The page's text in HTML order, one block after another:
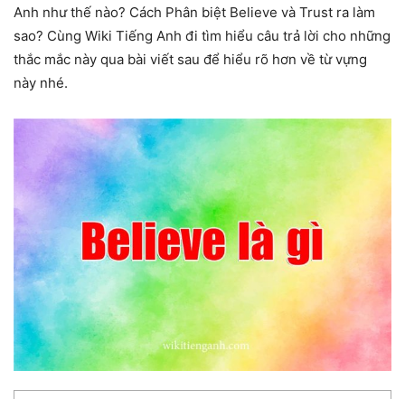
Anh như thế nào? Cách Phân biệt Believe và Trust ra làm
sao? Cùng Wiki Tiếng Anh đi tìm hiểu câu trả lời cho những
thắc mắc này qua bài viết sau để hiểu rõ hơn về từ vựng
này nhé.